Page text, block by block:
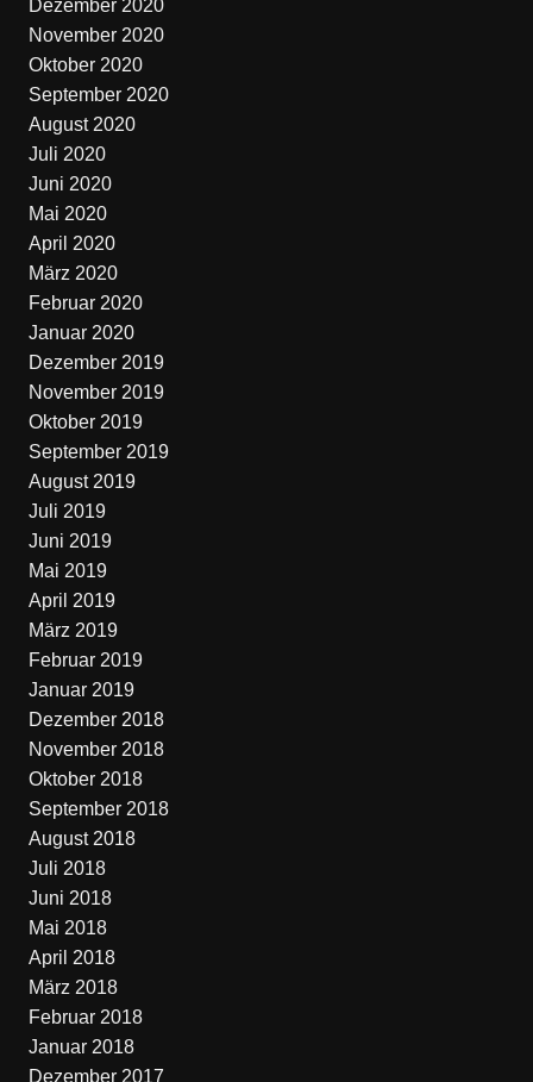
Dezember 2020
November 2020
Oktober 2020
September 2020
August 2020
Juli 2020
Juni 2020
Mai 2020
April 2020
März 2020
Februar 2020
Januar 2020
Dezember 2019
November 2019
Oktober 2019
September 2019
August 2019
Juli 2019
Juni 2019
Mai 2019
April 2019
März 2019
Februar 2019
Januar 2019
Dezember 2018
November 2018
Oktober 2018
September 2018
August 2018
Juli 2018
Juni 2018
Mai 2018
April 2018
März 2018
Februar 2018
Januar 2018
Dezember 2017